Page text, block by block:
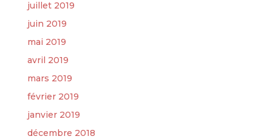
juillet 2019
juin 2019
mai 2019
avril 2019
mars 2019
février 2019
janvier 2019
décembre 2018